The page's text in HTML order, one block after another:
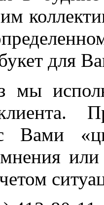
для
мы
Вами